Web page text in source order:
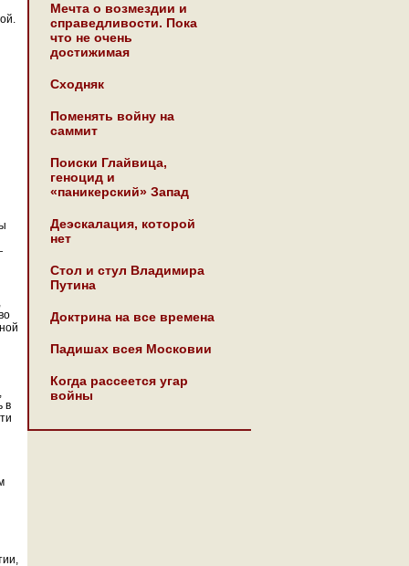
в
Мечта о возмездии и
справедливости. Пока
что не очень
достижимая
Сходняк
Поменять войну на
саммит
Поиски Глайвица,
геноцид и
«паникерский» Запад
Деэскалация, которой
нет
Стол и стул Владимира
Путина
Доктрина на все времена
Падишах всея Московии
Когда рассеется угар
войны